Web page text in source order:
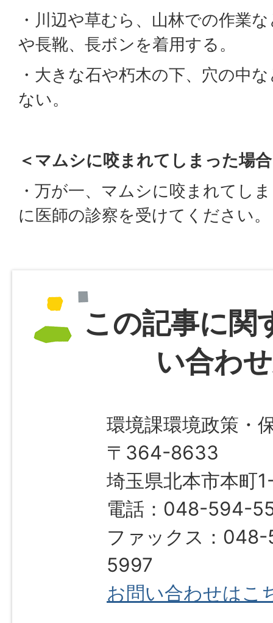
・川辺や草むら、山林での作業
や長靴、長ボンを着用する。
・大きな石や朽木の下、穴の中
ない。
＜マムシに咬まれてしまった場
・万が一、マムシに咬まれてし
に医師の診察を受けてください。
この記事に関
い合わ
環境課環境政策・
〒364-8633
埼玉県北本市本町
電話：048-594-
ファックス：
5997
お問い合わせはこ